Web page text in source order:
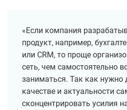
«Если компания
продукт, например,
или CRM, то проще
сеть, чем самостоятельно
заниматься. Так как нужно
качестве и актуальности
сконцентрировать усилия